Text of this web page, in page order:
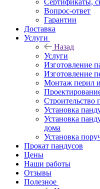
Сертификаты,
Вопрос-ответ
Гарантии
Доставка
Услуги
Назад
Услуги
Изготовление
Изготовление
Монтаж перил
Строительство
Установка
Установка
дома
Установка
Прокат пандусов
Цены
Наши работы
Отзывы
Полезное